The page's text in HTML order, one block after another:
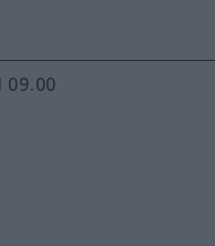
09.00